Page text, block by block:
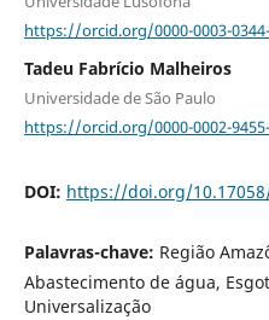
https://orcid.org/0000-0003-
Tadeu Fabrício Malheiros
Universidade de São Paulo
https://orcid.org/0000-0002-
DOI: https://doi.org/
Palavras-chave: Região
Abastecimento de água,
Universalização